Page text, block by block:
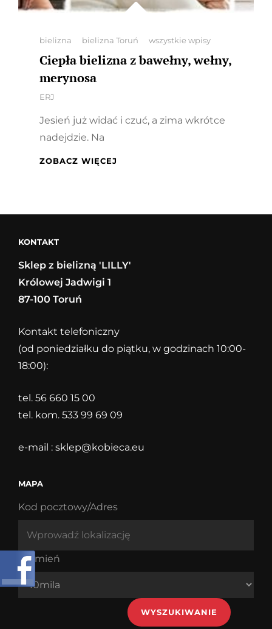
Categories
bielizna bielizna Toruń wszystkie wpisy
Ciepła bielizna z bawełny, wełny,
merynosa
By
ERJ
Jesień już widać i czuć, a zima wkrótce
nadejdzie. Na
ZOBACZ WIĘCEJ
KONTAKT
Sklep z bielizną 'LILLY'
Królowej Jadwigi 1
87-100 Toruń
Kontakt telefoniczny
(od poniedziałku do piątku, w godzinach 10:00-
18:00):
tel. 56 660 15 00
tel. kom. 533 99 69 09
e-mail : sklep@kobieca.eu
MAPA
Kod pocztowy/Adres
Promień